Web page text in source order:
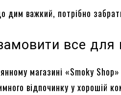
дим важкий, потрібно
все для
магазині «Smoky
відпочинку у хорошій